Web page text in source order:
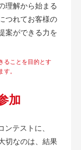
理解から始まる
つれてお客様の
案ができる力を
ことを目的とす
。
加
テストに、
切なのは、結果